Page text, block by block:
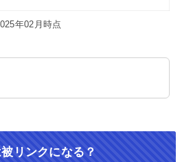
年02月時点
リンクになる？